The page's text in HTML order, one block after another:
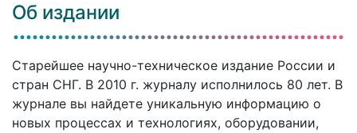
Об издании
Старейшее научно-техническое издание России и
стран СНГ. В 2010 г. журналу исполнилось 80 лет. В
журнале вы найдете уникальную информацию о
новых процессах и технологиях, оборудовании,